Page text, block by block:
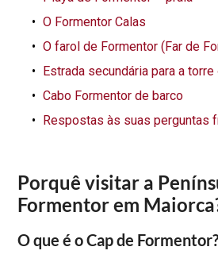
O Formentor Calas
O farol de Formentor (Far de
Estrada secundária para a
Cabo Formentor de barco
Respostas às suas perguntas
Porquê visitar a
Formentor em
O que é o Cap de Formentor?